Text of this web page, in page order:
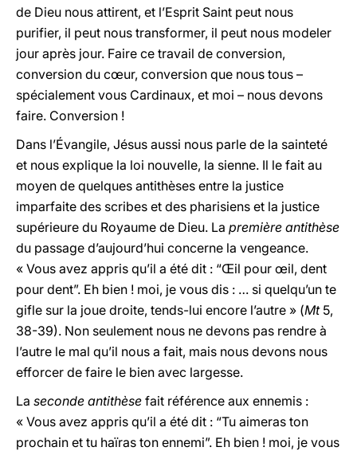
de Dieu nous attirent, et l’Esprit Saint peut nous
purifier, il peut nous transformer, il peut nous modeler
jour après jour. Faire ce travail de conversion,
conversion du cœur, conversion que nous tous –
spécialement vous Cardinaux, et moi – nous devons
faire. Conversion !
Dans l’Évangile, Jésus aussi nous parle de la sainteté
et nous explique la loi nouvelle, la sienne. Il le fait au
moyen de quelques antithèses entre la justice
imparfaite des scribes et des pharisiens et la justice
supérieure du Royaume de Dieu. La première antithèse
du passage d’aujourd’hui concerne la vengeance.
« Vous avez appris qu’il a été dit : “Œil pour œil, dent
pour dent”. Eh bien ! moi, je vous dis : … si quelqu’un te
gifle sur la joue droite, tends-lui encore l’autre » (Mt 5,
38-39). Non seulement nous ne devons pas rendre à
l’autre le mal qu’il nous a fait, mais nous devons nous
efforcer de faire le bien avec largesse.
La seconde antithèse fait référence aux ennemis :
« Vous avez appris qu’il a été dit : “Tu aimeras ton
prochain et tu haïras ton ennemi”. Eh bien ! moi, je vous